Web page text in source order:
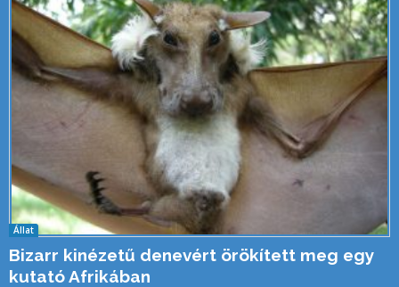
Állat
Bizarr kinézetű denevért örökített meg egy
kutató Afrikában